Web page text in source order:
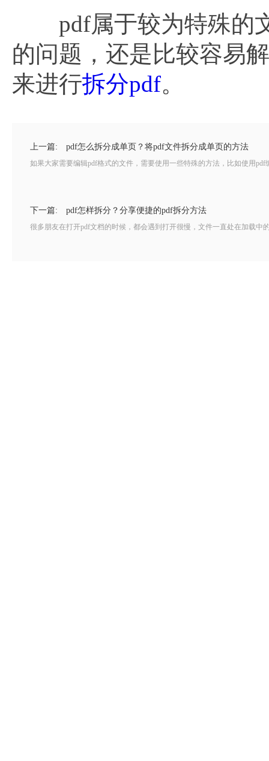
pdf属于较为特殊的文
的问题，还是比较容易
来进行拆分pdf。
上一篇: pdf怎么拆分成单页？将pdf文件拆分成单页的方法
如果大家需要编辑pdf格式的文件，需要使用一些特殊的方法，比如使用
下一篇: pdf怎样拆分？分享便捷的pdf拆分方法
很多朋友在打开pdf文档的时候，都会遇到打开很慢，文件一直处在加载